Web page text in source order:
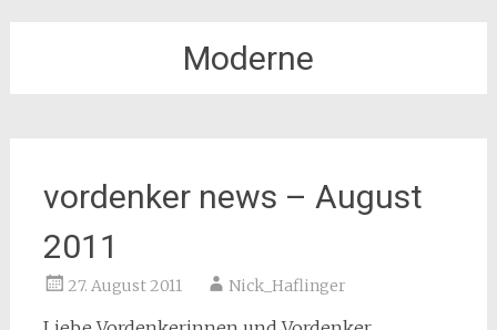
Moderne
vordenker news – August
2011
27. August 2011 Nick_Haflinger